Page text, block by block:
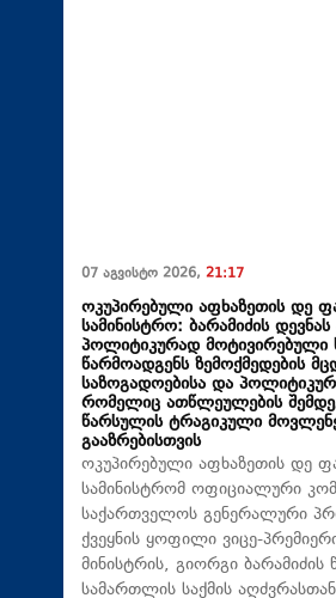
07 აგვისტო 2026, 21:17
ოკუპირებული აფხაზეთის დე
სამინისტრო: ბარამიძის
პოლიტიკურად მოტივირებული
წარმოადგენს ზემოქმედების
საზოგადოებისა და
რომელიც ათწლეულების
წარსულის ტრაგიკული
გააზრებისთვის
ოკუპირებული აფხაზეთის დე
სამინისტრომ ოფიციალური
საქართველოს გენერალური
ქვეყნის ყოფილი ვიცე-
მინისტრის, გიორგი ბარამიძის
სამართლის საქმის